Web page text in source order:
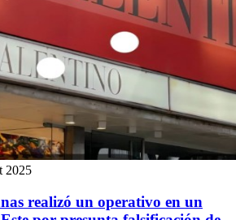
2025
realizó un operativo en un